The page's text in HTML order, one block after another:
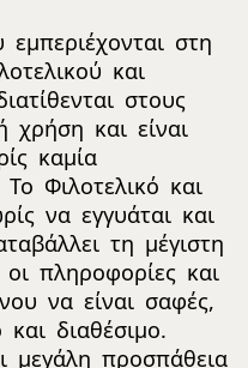
στη
και
στους
χρήση και είναι
καμία
Φιλοτελικό και
να εγγυάται και
τη μέγιστη
πληροφορίες και
να είναι σαφές,
διαθέσιμο.
μεγάλη προσπάθεια